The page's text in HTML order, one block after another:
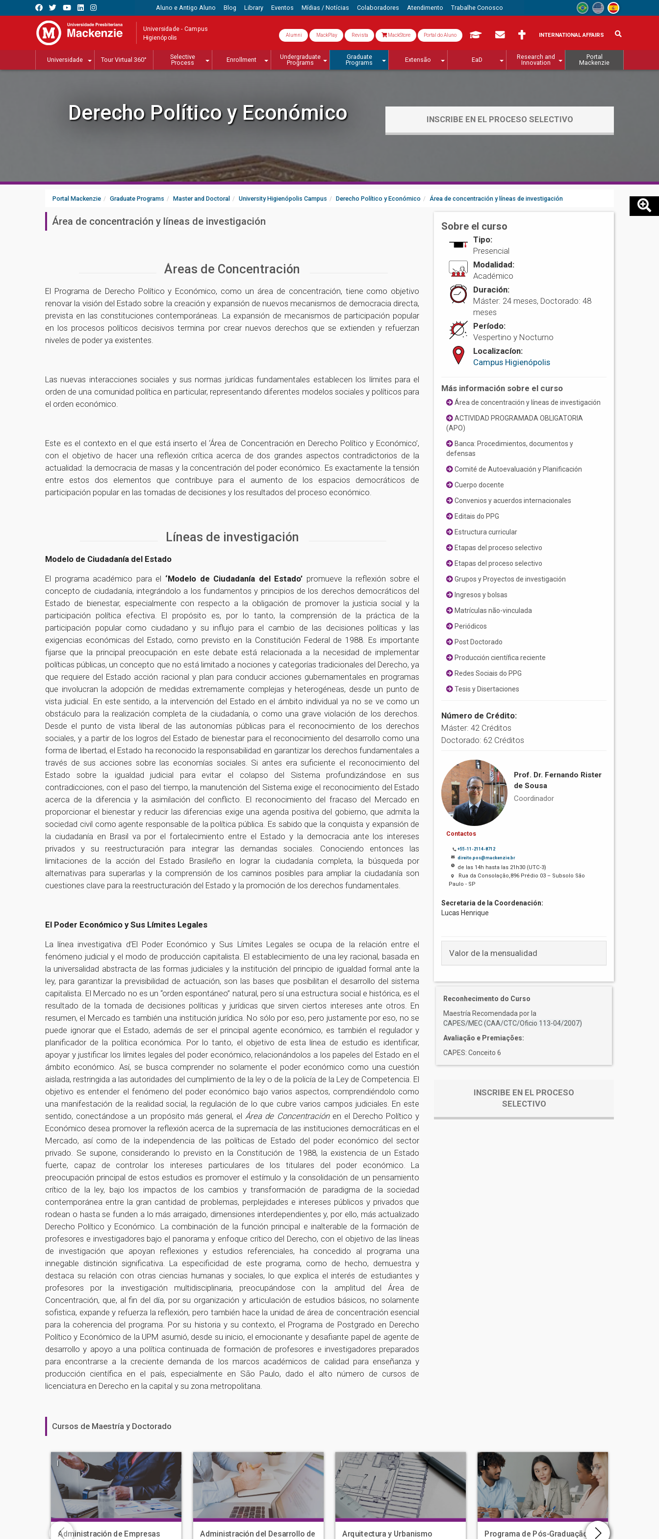
Aluno e Antigo Aluno Blog Library Eventos Mídias / Notícias Colaboradores Atendimento Trabalhe Conosco
Universidade - Campus
Higienópolis Alumni MackPlay Revista MackStore Portal do Aluno INTERNATIONAL AFFAIRS
Universidade Tour Virtual 360°
Selective
Process
Enrollment
Undergraduate
Programs
Graduate
Programs
Extensão EaD
Research and
Innovation
Portal
Mackenzie
Derecho Político y Económico INSCRIBE EN EL PROCESO SELECTIVO
Portal Mackenzie Graduate Programs Master and Doctoral University Higienópolis Campus Derecho Político y Económico Área de concentración y líneas de investigación
Área de concentración y líneas de investigación
Áreas de Concentración
El Programa de Derecho Político y Económico, como un área de concentración, tiene como objetivo
renovar la visión del Estado sobre la creación y expansión de nuevos mecanismos de democracia directa,
prevista en las constituciones contemporáneas. La expansión de mecanismos de participación popular
en los procesos políticos decisivos termina por crear nuevos derechos que se extienden y refuerzan
niveles de poder ya existentes.
Las nuevas interacciones sociales y sus normas jurídicas fundamentales establecen los límites para el
orden de una comunidad política en particular, representando diferentes modelos sociales y políticos para
el orden económico.
Este es el contexto en el que está inserto el ‘Área de Concentración en Derecho Político y Económico’,
con el objetivo de hacer una reflexión crítica acerca de dos grandes aspectos contradictorios de la
actualidad: la democracia de masas y la concentración del poder económico. Es exactamente la tensión
entre estos dos elementos que contribuye para el aumento de los espacios democráticos de
participación popular en las tomadas de decisiones y los resultados del proceso económico.
Líneas de investigación
Modelo de Ciudadanía del Estado
El programa académico para el ‘Modelo de Ciudadanía del Estado’ promueve la reflexión sobre el
concepto de ciudadanía, integrándolo a los fundamentos y principios de los derechos democráticos del
Estado de bienestar, especialmente con respecto a la obligación de promover la justicia social y la
participación política efectiva. El propósito es, por lo tanto, la comprensión de la práctica de la
participación popular como ciudadano y su influjo para el cambio de las decisiones políticas y las
exigencias económicas del Estado, como previsto en la Constitución Federal de 1988. Es importante
fijarse que la principal preocupación en este debate está relacionada a la necesidad de implementar
políticas públicas, un concepto que no está limitado a nociones y categorías tradicionales del Derecho, ya
que requiere del Estado acción racional y plan para conducir acciones gubernamentales en programas
que involucran la adopción de medidas extremamente complejas y heterogéneas, desde un punto de
vista judicial. En este sentido, a la intervención del Estado en el ámbito individual ya no se ve como un
obstáculo para la realización completa de la ciudadanía, o como una grave violación de los derechos.
Desde el punto de vista liberal de las autonomías públicas para el reconocimiento de los derechos
sociales, y a partir de los logros del Estado de bienestar para el reconocimiento del desarrollo como una
forma de libertad, el Estado ha reconocido la responsabilidad en garantizar los derechos fundamentales a
través de sus acciones sobre las economías sociales. Si antes era suficiente el reconocimiento del
Estado sobre la igualdad judicial para evitar el colapso del Sistema profundizándose en sus
contradicciones, con el paso del tiempo, la manutención del Sistema exige el reconocimiento del Estado
acerca de la diferencia y la asimilación del conflicto. El reconocimiento del fracaso del Mercado en
proporcionar el bienestar y reducir las diferencias exige una agenda positiva del gobierno, que admita la
sociedad civil como agente responsable de la política pública. Es sabido que la conquista y expansión de
la ciudadanía en Brasil va por el fortalecimiento entre el Estado y la democracia ante los intereses
privados y su reestructuración para integrar las demandas sociales. Conociendo entonces las
limitaciones de la acción del Estado Brasileño en lograr la ciudadanía completa, la búsqueda por
alternativas para superarlas y la comprensión de los caminos posibles para ampliar la ciudadanía son
cuestiones clave para la reestructuración del Estado y la promoción de los derechos fundamentales.
El Poder Económico y Sus Límites Legales
La línea investigativa d’El Poder Económico y Sus Límites Legales se ocupa de la relación entre el
fenómeno judicial y el modo de producción capitalista. El establecimiento de una ley racional, basada en
la universalidad abstracta de las formas judiciales y la institución del principio de igualdad formal ante la
ley, para garantizar la previsibilidad de actuación, son las bases que posibilitan el desarrollo del sistema
capitalista. El Mercado no es un “orden espontáneo” natural, pero sí una estructura social e histórica, es el
resultado de la tomada de decisiones políticas y jurídicas que sirven ciertos intereses ante otros. En
resumen, el Mercado es también una institución jurídica. No sólo por eso, pero justamente por eso, no se
puede ignorar que el Estado, además de ser el principal agente económico, es también el regulador y
planificador de la política económica. Por lo tanto, el objetivo de esta línea de estudio es identificar,
apoyar y justificar los límites legales del poder económico, relacionándolos a los papeles del Estado en el
ámbito económico. Así, se busca comprender no solamente el poder económico como una cuestión
aislada, restringida a las autoridades del cumplimiento de la ley o de la policía de la Ley de Competencia. El
objetivo es entender el fenómeno del poder económico bajo varios aspectos, comprendiéndolo como
una manifestación de la realidad social, la regulación de lo que cubre varios campos judiciales. En este
sentido, conectándose a un propósito más general, elÁrea de Concentraciónen el Derecho Político y
Económico desea promover la reflexión acerca de la supremacía de las instituciones democráticas en el
Mercado, así como de la independencia de las políticas de Estado del poder económico del sector
privado. Se supone, considerando lo previsto en la Constitución de 1988, la existencia de un Estado
fuerte, capaz de controlar los intereses particulares de los titulares del poder económico. La
preocupación principal de estos estudios es promover el estímulo y la consolidación de un pensamiento
crítico de la ley, bajo los impactos de los cambios y transformación de paradigma de la sociedad
contemporánea entre la gran cantidad de problemas, perplejidades e intereses públicos y privados que
rodean o hasta se funden a lo más arraigado, dimensiones interdependientes y, por ello, más actualizado
Derecho Político y Económico. La combinación de la función principal e inalterable de la formación de
profesores e investigadores bajo el panorama y enfoque crítico del Derecho, con el objetivo de las líneas
de investigación que apoyan reflexiones y estudios referenciales, ha concedido al programa una
innegable distinción significativa. La especificidad de este programa, como de hecho, demuestra y
destaca su relación con otras ciencias humanas y sociales, lo que explica el interés de estudiantes y
profesores por la investigación multidisciplinaria, preocupándose con la amplitud del Área de
Concentración, que, al fin del día, por su organización y articulación de estudios básicos, no solamente
sofistica, expande y refuerza la reflexión, pero también hace la unidad de área de concentración esencial
para la coherencia del programa. Por su historia y su contexto, el Programa de Postgrado en Derecho
Político y Económico de la UPM asumió, desde su inicio, el emocionante y desafiante papel de agente de
desarrollo y apoyo a una política continuada de formación de profesores e investigadores preparados
para encontrarse a la creciente demanda de los marcos académicos de calidad para enseñanza y
producción científica en el país, especialmente en São Paulo, dado el alto número de cursos de
licenciatura en Derecho en la capital y su zona metropolitana.
Sobre el curso
Tipo:
Presencial
Modalidad:
Académico
Duración:
Máster: 24 meses, Doctorado: 48
meses
Período:
Vespertino y Nocturno
Localizacíon:
Campus Higienópolis
Más información sobre el curso
Área de concentración y líneas de investigación
ACTIVIDAD PROGRAMADA OBLIGATORIA
(APO)
Banca: Procedimientos, documentos y
defensas
Comité de Autoevaluación y Planificación
Cuerpo docente
Convenios y acuerdos internacionales
Editais do PPG
Estructura curricular
Etapas del proceso selectivo
Etapas del proceso selectivo
Grupos y Proyectos de investigación
Ingresos y bolsas
Matrículas não-vinculada
Periódicos
Post Doctorado
Producción científica reciente
Redes Sociais do PPG
Tesis y Disertaciones
Número de Crédito:
Máster: 42 Créditos
Doctorado: 62 Créditos
Prof. Dr. Fernando Rister
de Sousa
Coordinador
Contactos
+55-11-2114-8712
direito.pos@mackenzie.br
de las 14h hasta las 21h30 (UTC-3)
Rua da Consolação,896 Prédio 03 – Subsolo São
Paulo - SP
Secretaria de la Coordenación:
Lucas Henrique
Valor de la mensualidad
Reconhecimento do Curso
Maestría Recomendada por la
CAPES/MEC (CAA/CTC/Oficio 113-04/2007)
Avaliação e Premiações:
CAPES: Conceito 6
INSCRIBE EN EL PROCESO
SELECTIVO
Cursos de Maestría y Doctorado
|
Administración de Empresas
|
Administración del Desarrollo de
|
Arquitectura y Urbanismo
|
Programa de Pós-Graduação em